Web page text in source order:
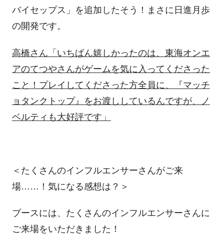
バイセップス」を追加したそう！まさに日進月歩
の開発です。
高橋さん「いちばん嬉しかったのは、東海オンエ
アのてつやさんがゲームを気に入ってくださった
こと！プレイしてくださった方全員に、『マッチ
ョタンクトップ』をお渡ししているんですが、ノ
ベルティも大好評です」
＜たくさんのインフルエンサーさんがご来
場……！気になる感想は？＞
ブースには、たくさんのインフルエンサーさんに
ご来場をいただきました！